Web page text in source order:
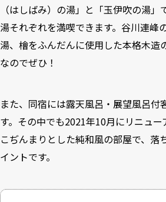
（はしばみ）の湯」と「玉伊吹の湯
湯それぞれを満喫できます。谷川連峰
湯、檜をふんだんに使用した本格木造
なのでぜひ！
また、同宿には露天風呂・展望風呂付
す。その中でも2021年10月にリニュー
こぢんまりとした純和風の部屋で、落
イントです。